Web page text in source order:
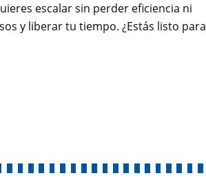
escalar sin perder eficiencia ni
y liberar tu tiempo. ¿Estás listo para